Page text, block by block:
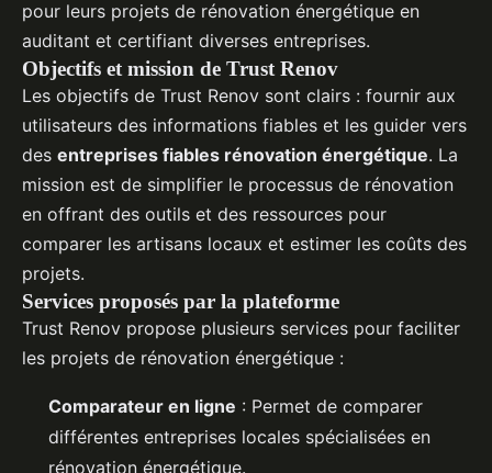
pour leurs projets de rénovation énergétique en
auditant et certifiant diverses entreprises.
Objectifs et mission de Trust Renov
Les objectifs de Trust Renov sont clairs : fournir aux
utilisateurs des informations fiables et les guider vers
des entreprises fiables rénovation énergétique. La
mission est de simplifier le processus de rénovation
en offrant des outils et des ressources pour
comparer les artisans locaux et estimer les coûts des
projets.
Services proposés par la plateforme
Trust Renov propose plusieurs services pour faciliter
les projets de rénovation énergétique :
Comparateur en ligne : Permet de comparer
différentes entreprises locales spécialisées en
rénovation énergétique.